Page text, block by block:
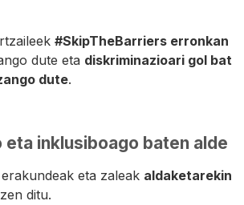
#SkipTheBarriers erronkan
dute eta diskriminazioari gol bat
dute.
eta inklusiboago baten alde
eta zaleak aldaketarekin
ditu.